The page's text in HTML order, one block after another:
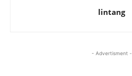
lintang
- Advertisment -